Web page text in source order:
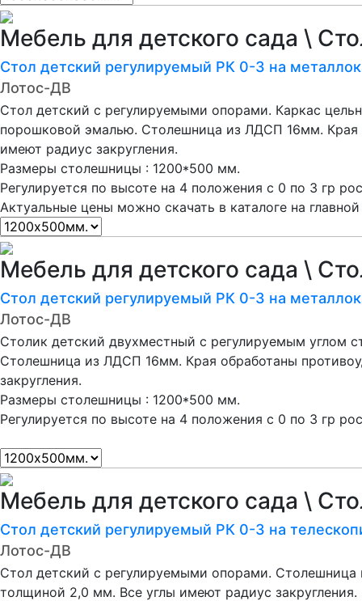
Мебель для детского сада \
Стол детский регулируемый РК 0-3 на
Лотос-ДВ
Стол детский с регулируемыми опорами. Каркас
порошковой эмалью. Столешница из ЛДСП 16мм.
имеют радиус закругления.
Размеры столешницы : 1200*500 мм.
Регулируется по высоте на 4 положения с 0 по 3 гр
Актуальные цены можно скачать в каталоге на
Мебель для детского сада \
Стол детский регулируемый РК 0-3 на
Лотос-ДВ
Столик детский двухместный с регулируемым углом
Столешница из ЛДСП 16мм. Края обработаны
закругления.
Размеры столешницы : 1200*500 мм.
Регулируется по высоте на 4 положения с 0 по 3 гр
Мебель для детского сада \
Стол детский регулируемый РК 0-3 на
Лотос-ДВ
Стол детский с регулируемыми опорами.
толщиной 2,0 мм. Все углы имеют радиус закругления.